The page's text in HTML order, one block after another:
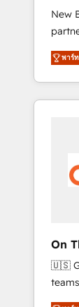
to
+
New
and
results. 🤖AI Strategy: Activate
tailored AI
พาร์
On
🇺🇸 Get
our